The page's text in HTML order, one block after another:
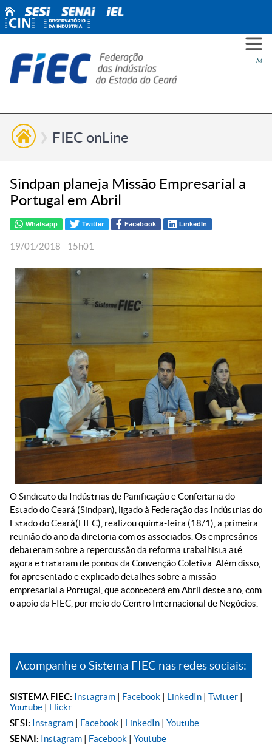
Menu
VOCÊ
ESG
NÓS
FIEC onLine
Sindpan planeja Missão Empresarial a
Portugal em Abril
Whatsapp Twitter Facebook LinkedIn
19/01/2018 - 15h01
O Sindicato da Indústrias de Panificação e Confeitaria do
Estado do Ceará (Sindpan), ligado à Federação das Indústrias do
Estado do Ceará(FIEC), realizou quinta-feira (18/1), a primeira
reunião do ano da diretoria com os associados. Os empresários
debateram sobre a repercussão da reforma trabalhista até
agora e trataram de pontos da Convenção Coletiva. Além disso,
foi apresentado e explicado detalhes sobre a missão
empresarial a Portugal, que acontecerá em Abril deste ano, com
o apoio da FIEC, por meio do Centro Internacional de Negócios.
Acompanhe o Sistema FIEC nas redes sociais:
SISTEMA FIEC: Instagram | Facebook | LinkedIn | Twitter |
Youtube | Flickr
SESI: Instagram | Facebook | LinkedIn | Youtube
SENAI: Instagram | Facebook | Youtube